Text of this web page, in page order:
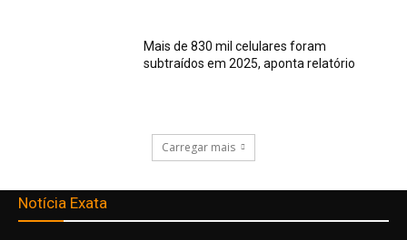
Mais de 830 mil celulares foram
subtraídos em 2025, aponta relatório
Carregar mais
Notícia Exata